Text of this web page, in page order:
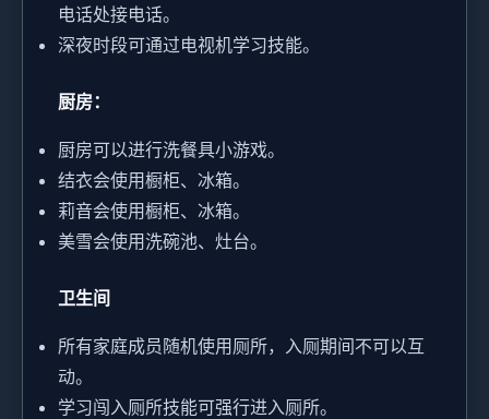
电话处接电话。
深夜时段可通过电视机学习技能。
厨房：
厨房可以进行洗餐具小游戏。
结衣会使用橱柜、冰箱。
莉音会使用橱柜、冰箱。
美雪会使用洗碗池、灶台。
卫生间
所有家庭成员随机使用厕所，入厕期间不可以互
动。
学习闯入厕所技能可强行进入厕所。